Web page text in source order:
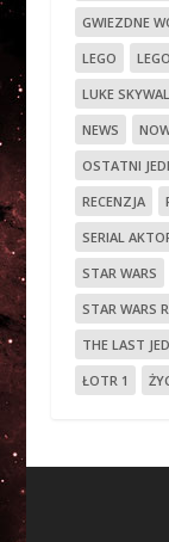
GWIEZDNE
LEGO
LUKE
NEWS
OSTATNI JEDI
RECENZJA
SERIAL
STAR WARS
STAR WARS
THE LAST
ŁOTR 1